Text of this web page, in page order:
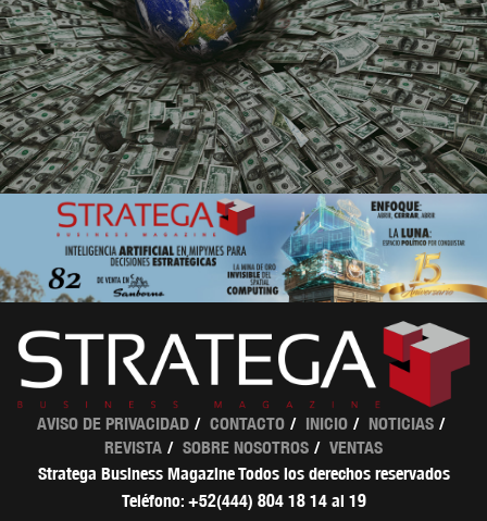
AVISO DE PRIVACIDAD CONTACTO INICIO
NOTICIAS
REVISTA
SOBRE NOSOTROS
VENTAS
Stratega Business Magazine Todos los derechos reservados
Teléfono: +52(444) 804 18 14 al 19